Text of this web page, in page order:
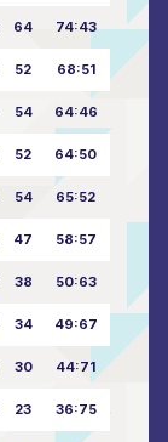
64 74:43
52 68:51
54 64:46
52 64:50
54 65:52
47 58:57
38 50:63
34 49:67
30 44:71
23 36:75